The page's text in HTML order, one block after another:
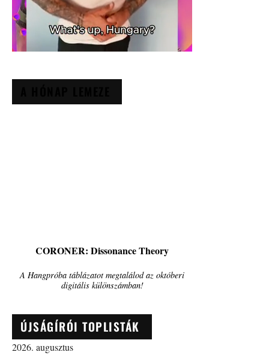
CORONER: Dissonance Theory
A Hangpróba táblázatot megtalálod az októberi
digitális különszámban!
ÚJSÁGÍRÓI TOPLISTÁK
2026. augusztus